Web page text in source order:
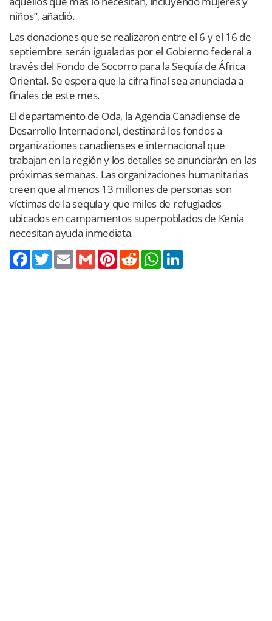
niños”, añadió.
Las donaciones que se realizaron entre el 6 y el 16 de
septiembre serán igualadas por el Gobierno federal a
través del Fondo de Socorro para la Sequía de África
Oriental. Se espera que la cifra final sea anunciada a
finales de este mes.
El departamento de Oda, la Agencia Canadiense de
Desarrollo Internacional, destinará los fondos a
organizaciones canadienses e internacional que
trabajan en la región y los detalles se anunciarán en las
próximas semanas. Las organizaciones humanitarias
creen que al menos 13 millones de personas son
víctimas de la sequía y que miles de refugiados
ubicados en campamentos superpoblados de Kenia
necesitan ayuda inmediata.
TwitterEmail Gmail PinterestReddit WhatsApp